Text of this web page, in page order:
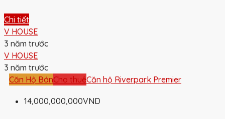
Chi tiết
V HOUSE
3 năm trước
V HOUSE
3 năm trước
Căn Hộ BánCho thuêCăn hộ Riverpark Premier
14,000,000,000VND